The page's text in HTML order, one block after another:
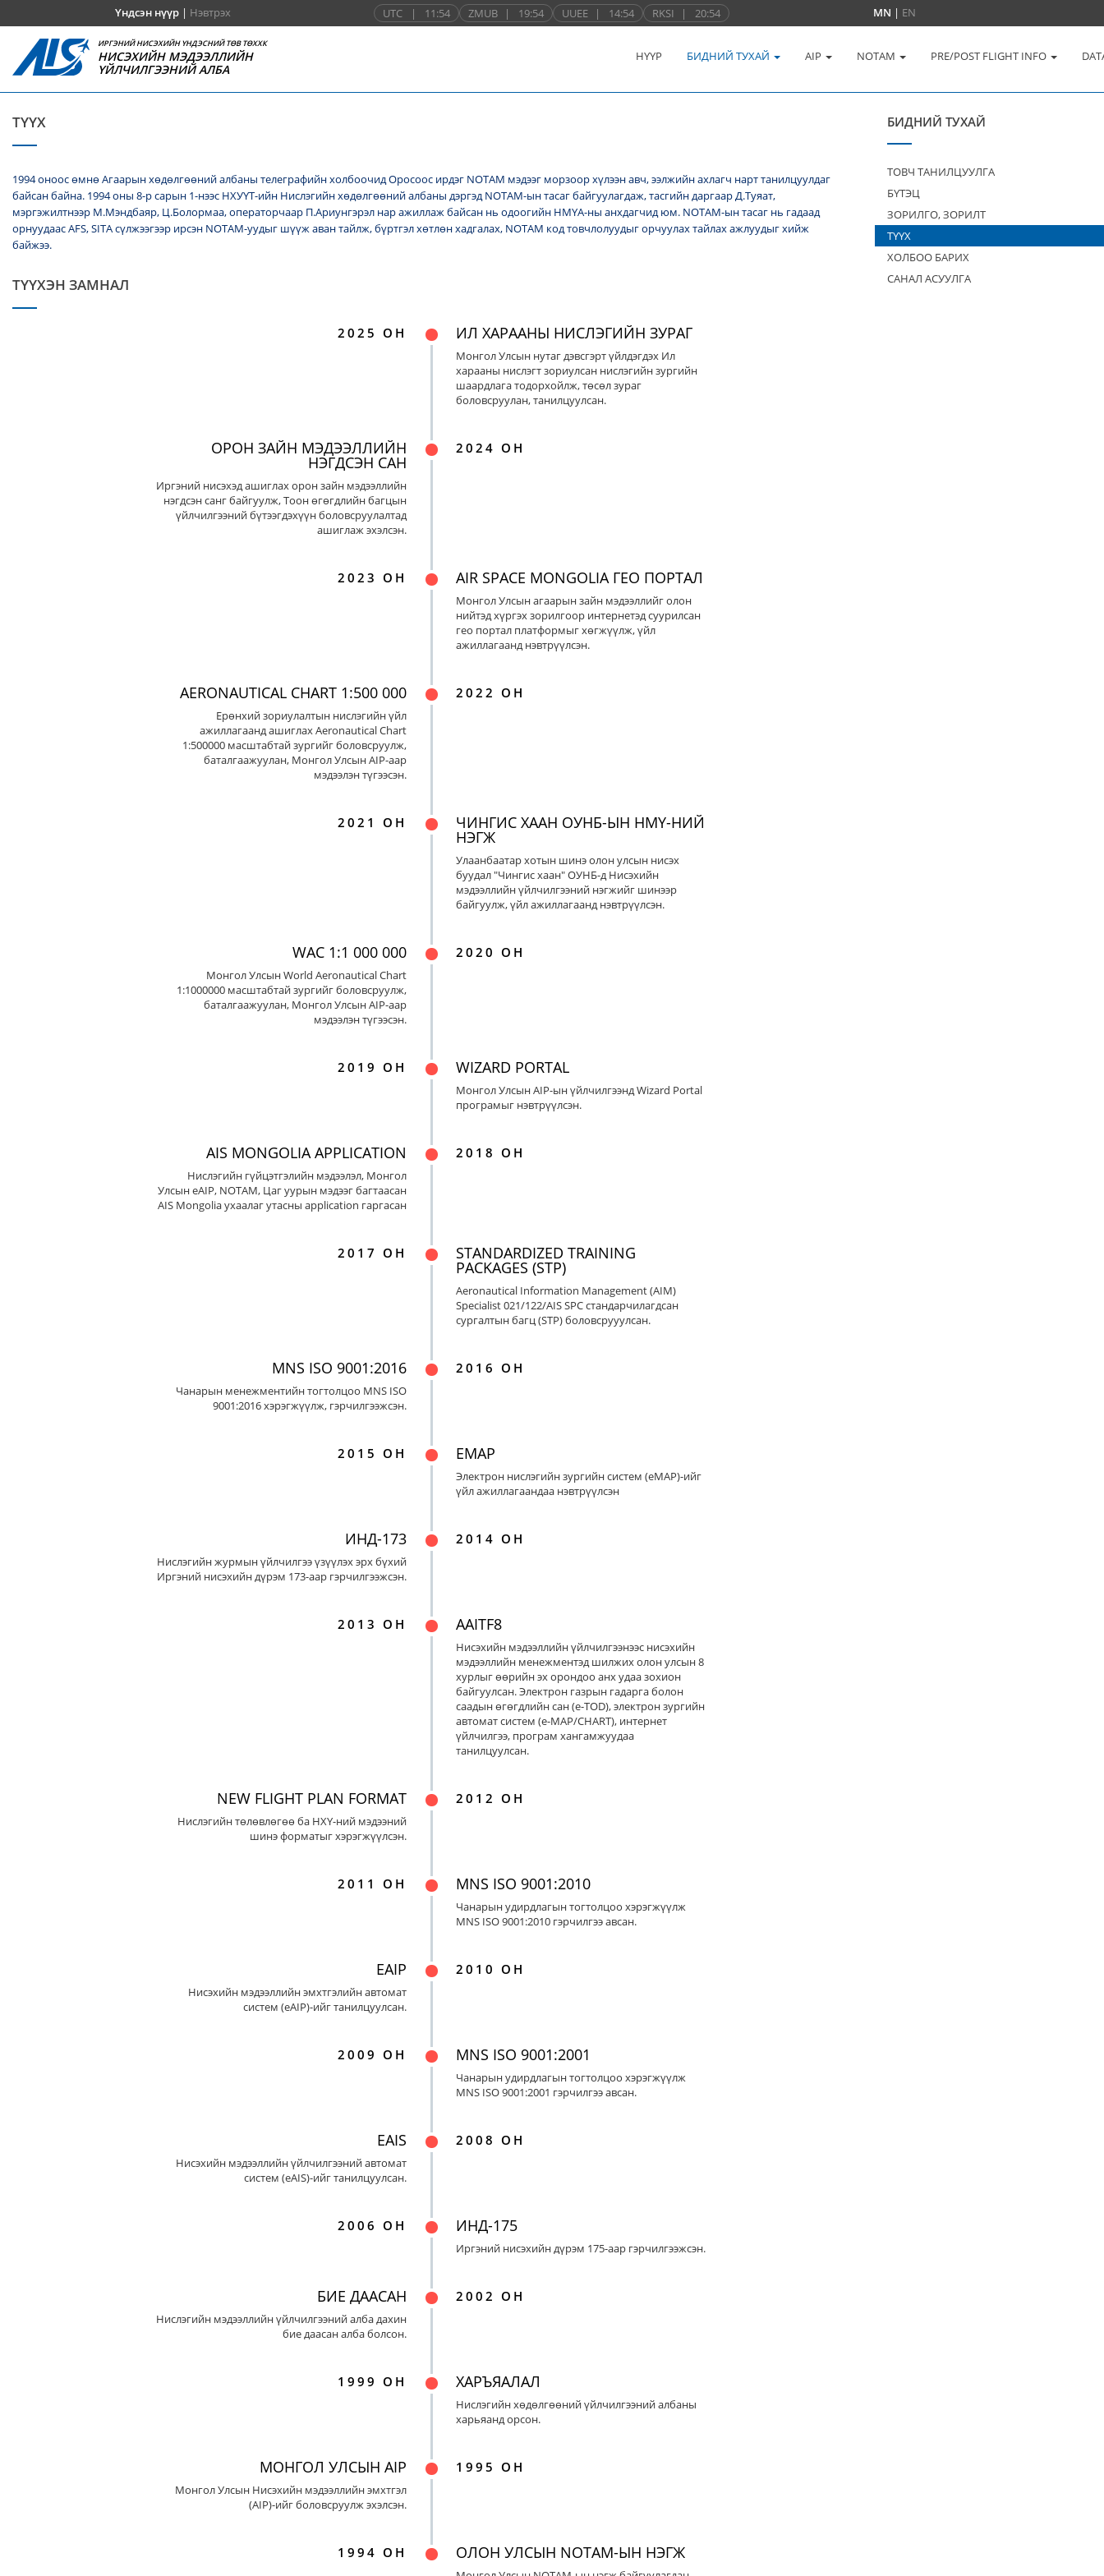
Үндсэн нүүр| Нэвтрэх UTC | 11:54 ZMUB | 19:54 UUEE | 14:54 RKSI | 20:54 MN | EN
ИРГЭНИЙ НИСЭХИЙН ҮНДЭСНИЙ ТӨВ ТӨХХК
НИСЭХИЙН МЭДЭЭЛЛИЙН
ҮЙЛЧИЛГЭЭНИЙ АЛБА
НҮҮР БИДНИЙ ТУХАЙ AIP NOTAM PRE/POST FLIGHT INFO
ТҮҮХ
1994 оноос өмнө Агаарын хөдөлгөөний албаны телеграфийн холбоочид Оросоос ирдэг NОТАМ мэдээг морзоор хүлээн авч, ээлжийн ахлагч нарт танилцуулдаг
байсан байна. 1994 оны 8-р сарын 1-нээс НХУҮТ-ийн Нислэгийн хөдөлгөөний албаны дэргэд NОТАМ-ын тасаг байгуулагдаж, тасгийн даргаар Д.Туяат,
мэргэжилтнээр М.Мэндбаяр, Ц.Болормаа, операторчаар П.Ариунгэрэл нар ажиллаж байсан нь одоогийн НМҮА-ны анхдагчид юм. NOTAM-ын тасаг нь гадаад
орнуудаас AFS, SITA сүлжээгээр ирсэн NОТАМ-уудыг шүүж аван тайлж, бүртгэл хөтлөн хадгалах, NОТАМ код товчлолуудыг орчуулах тайлах ажлуудыг хийж
байжээ.
ТҮҮХЭН ЗАМНАЛ
2025 ОН ИЛ ХАРААНЫ НИСЛЭГИЙН ЗУРАГ
Монгол Улсын нутаг дэвсгэрт үйлдэгдэх Ил
харааны нислэгт зориулсан нислэгийн зургийн
шаардлага тодорхойлж, төсөл зураг
боловсруулан, танилцуулсан.
2024 ОН
ОРОН ЗАЙН МЭДЭЭЛЛИЙН
НЭГДСЭН САН
Иргэний нисэхэд ашиглах орон зайн мэдээллийн
нэгдсэн санг байгуулж, Тоон өгөгдлийн багцын
үйлчилгээний бүтээгдэхүүн боловсруулалтад
ашиглаж эхэлсэн.
2023 ОН AIR SPACE MONGOLIA ГЕО ПОРТАЛ
Монгол Улсын агаарын зайн мэдээллийг олон
нийтэд хүргэх зорилгоор интернетэд суурилсан
гео портал платформыг хөгжүүлж, үйл
ажиллагаанд нэвтрүүлсэн.
2022 ОН
AERONAUTICAL CHART 1:500 000
Ерөнхий зориулалтын нислэгийн үйл
ажиллагаанд ашиглах Aeronautical Chart
1:500000 масштабтай зургийг боловсруулж,
баталгаажуулан, Монгол Улсын AIP-аар
мэдээлэн түгээсэн.
2021 ОН ЧИНГИС ХААН ОУНБ-ЫН НМҮ-НИЙ
НЭГЖ
Улаанбаатар хотын шинэ олон улсын нисэх
буудал "Чингис хаан" ОУНБ-д Нисэхийн
мэдээллийн үйлчилгээний нэгжийг шинээр
байгуулж, үйл ажиллагаанд нэвтрүүлсэн.
2020 ОН
WAC 1:1 000 000
Монгол Улсын World Aeronautical Chart
1:1000000 масштабтай зургийг боловсруулж,
баталгаажуулан, Монгол Улсын AIP-аар
мэдээлэн түгээсэн.
2019 ОН WIZARD PORTAL
Монгол Улсын AIP-ын үйлчилгээнд Wizard Portal
програмыг нэвтрүүлсэн.
2018 ОН
AIS MONGOLIA APPLICATION
Нислэгийн гүйцэтгэлийн мэдээлэл, Монгол
Улсын eAIP, NOTAM, Цаг уурын мэдээг багтаасан
AIS Mongolia ухаалаг утасны application гаргасан
2017 ОН STANDARDIZED TRAINING
PACKAGES (STP)
Aeronautical Information Management (AIM)
Specialist 021/122/AIS SPC стандарчилагдсан
сургалтын багц (STP) боловсрууулсан.
2016 ОН
MNS ISO 9001:2016
Чанарын менежментийн тогтолцоо MNS ISO
9001:2016 хэрэгжүүлж, гэрчилгээжсэн.
2015 ОН EMAP
Электрон нислэгийн зургийн систем (eMAP)-ийг
үйл ажиллагаандаа нэвтрүүлсэн
2014 ОН
ИНД-173
Нислэгийн журмын үйлчилгээ үзүүлэх эрх бүхий
Иргэний нисэхийн дүрэм 173-аар гэрчилгээжсэн.
2013 ОН AAITF8
Нисэхийн мэдээллийн үйлчилгээнээс нисэхийн
мэдээллийн менежментэд шилжих олон улсын 8
хурлыг өөрийн эх орондоо анх удаа зохион
байгуулсан. Электрон газрын гадарга болон
саадын өгөгдлийн сан (e-TOD), электрон зургийн
автомат систем (e-MAP/CHART), интернет
үйлчилгээ, програм хангамжуудаа
танилцуулсан.
2012 ОН
NEW FLIGHT PLAN FORMAT
Нислэгийн төлөвлөгөө ба НХҮ-ний мэдээний
шинэ форматыг хэрэгжүүлсэн.
2011 ОН MNS ISO 9001:2010
Чанарын удирдлагын тогтолцоо хэрэгжүүлж
MNS ISO 9001:2010 гэрчилгээ авсан.
2010 ОН
EAIP
Нисэхийн мэдээллийн эмхтгэлийн автомат
систем (eAIP)-ийг танилцуулсан.
2009 ОН MNS ISO 9001:2001
Чанарын удирдлагын тогтолцоо хэрэгжүүлж
MNS ISO 9001:2001 гэрчилгээ авсан.
2008 ОН
EAIS
Нисэхийн мэдээллийн үйлчилгээний автомат
систем (eAIS)-ийг танилцуулсан.
2006 ОН ИНД-175
Иргэний нисэхийн дүрэм 175-аар гэрчилгээжсэн.
2002 ОН
БИЕ ДААСАН
Нислэгийн мэдээллийн үйлчилгээний алба дахин
бие даасан алба болсон.
1999 ОН ХАРЪЯАЛАЛ
Нислэгийн хөдөлгөөний үйлчилгээний албаны
харьяанд орсон.
1995 ОН
МОНГОЛ УЛСЫН AIP
Монгол Улсын Нисэхийн мэдээллийн эмхтгэл
(AIP)-ийг боловсруулж эхэлсэн.
1994 ОН ОЛОН УЛСЫН NOTAM-ЫН НЭГЖ
БИДНИЙ ТУХАЙ
ТОВЧ ТАНИЛЦУУЛГА
БҮТЭЦ
ЗОРИЛГО, ЗОРИЛТ
ТҮҮХ
ХОЛБОО БАРИХ
САНАЛ АСУУЛГА